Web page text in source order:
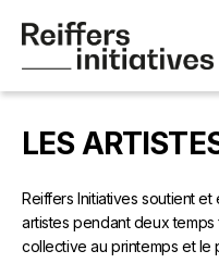
LES
Reiffers Initiatives soutient
artistes pendant deux
collective au printemps et le